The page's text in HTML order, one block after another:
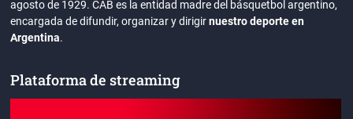
agosto de 1929. CAB es la entidad madre del básquetbol argentino,
encargada de difundir, organizar y dirigirnuestro deporte en
Argentina.
Plataforma de streaming